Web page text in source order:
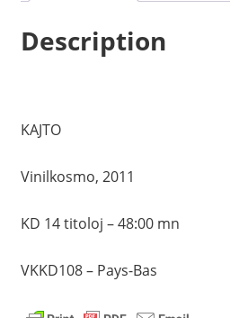
Description
KAJTO
Vinilkosmo, 2011
KD 14 titoloj – 48:00 mn
VKKD108 – Pays-Bas